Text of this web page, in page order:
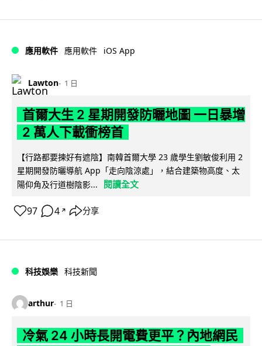
應用軟件 應用軟件 iOS App
Lawton 1 日
首爾大生 2 星期開發防曬地圖 一日暴增
2 萬人下載衝榜首
【行路都要揀好有遮陰】南韓首爾大學 23 歲學生劉敏俊利用 2
星期開發防曬導航 App「走向陰涼處」，結合建築物高度、太
陽仰角及行道樹陰影...
閱讀全文
97 4 ↗ 分享
科技娛樂 科技新聞
arthur 1 日
冷氣 24 小時長開電費更平？內地網民